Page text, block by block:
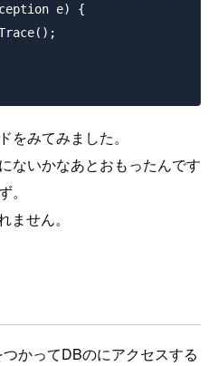
e) {
をみてみました。
ないかなあとおもったんです
せん。
かってDBのにアクセスする